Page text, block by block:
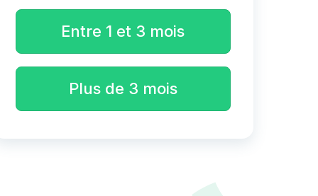
Entre 1 et 3 mois
Plus de 3 mois